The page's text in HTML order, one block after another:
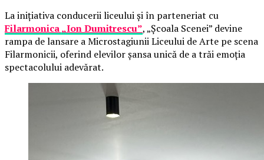
La inițiativa conducerii liceului și în parteneriat cu
Filarmonica „Ion Dumitrescu”, „Școala Scenei” devine
rampa de lansare a Microstagiunii Liceului de Arte pe scena
Filarmonicii, oferind elevilor șansa unică de a trăi emoția
spectacolului adevărat.